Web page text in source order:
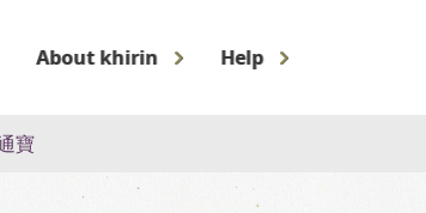
About khirin Help
寶